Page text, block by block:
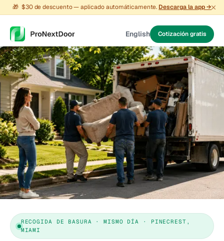
🎁 $30 de descuento — aplicado automáticamente. Descarga la app →
English Cotización gratis
RECOGIDA DE BASURA · MISMO DÍA · PINECREST,
MIAMI